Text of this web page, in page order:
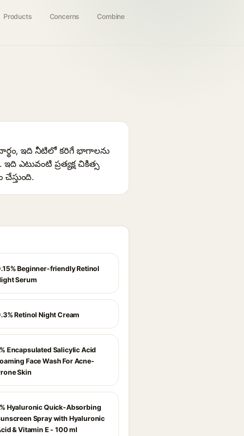
Products Concerns Combine
ఇది నీటిలో కరిగే భాగాలను
ఎటువంటి ప్రత్యక్ష చికిత్స
Beginner-friendly Retinol
Serum
Retinol Night Cream
Encapsulated Salicylic Acid
Face Wash For Acne-
Skin
Hyaluronic Quick-Absorbing
Spray with Hyaluronic
& Vitamin E - 100 ml